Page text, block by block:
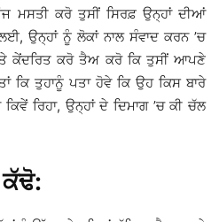
ਮਸਤੀ ਕਰੋ ਤੁਸੀਂ ਸਿਰਫ਼ ਉਨ੍ਹਾਂ ਦੀਆਂ
ਉਨ੍ਹਾਂ ਨੂੰ ਲੋਕਾਂ ਨਾਲ ਸੰਵਾਦ ਕਰਨ ’ਚ
ਕੇਂਦਰਿਤ ਕਰੋ ਤੈਅ ਕਰੋ ਕਿ ਤੁਸੀਂ ਆਪਣੇ
ਕਿ ਤੁਹਾਨੂੰ ਪਤਾ ਹੋਵੇ ਕਿ ਉਹ ਕਿਸ ਬਾਰੇ
ਰਿਹਾ, ਉਨ੍ਹਾਂ ਦੇ ਦਿਮਾਗ ’ਚ ਕੀ ਚੱਲ